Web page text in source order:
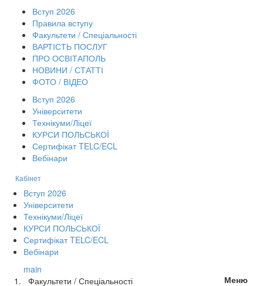
Вступ 2026
Правила вступу
Факультети / Спеціальності
ВАРТІСТЬ ПОСЛУГ
ПРО ОСВІТАПОЛЬ
НОВИНИ / СТАТТІ
ФОТО / ВІДЕО
Вступ 2026
Університети
Технікуми/Ліцеї
КУРСИ ПОЛЬСЬКОЇ
Сертифікат TELC/ECL
Вебінари
Кабінет
Вступ 2026
Університети
Технікуми/Ліцеї
КУРСИ ПОЛЬСЬКОЇ
Сертифікат TELC/ECL
Вебінари
Меню
main
Факультети / Спеціальності